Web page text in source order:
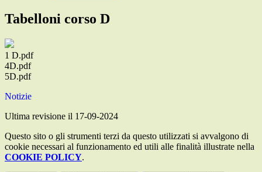
Tabelloni corso D
1 D.pdf
4D.pdf
5D.pdf
Notizie
Ultima revisione il 17-09-2024
Questo sito o gli strumenti terzi da questo utilizzati si avvalgono di
cookie necessari al funzionamento ed utili alle finalità illustrate nella
COOKIE POLICY.